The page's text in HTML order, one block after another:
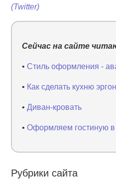
(Twitter)
Сейчас на сайте
• Стиль оформления -
• Как сделать кухню
•Диван-кровать
•Оформляем гостиную в
Рубрики сайта